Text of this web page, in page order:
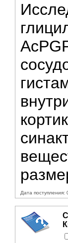
Дата поступления: